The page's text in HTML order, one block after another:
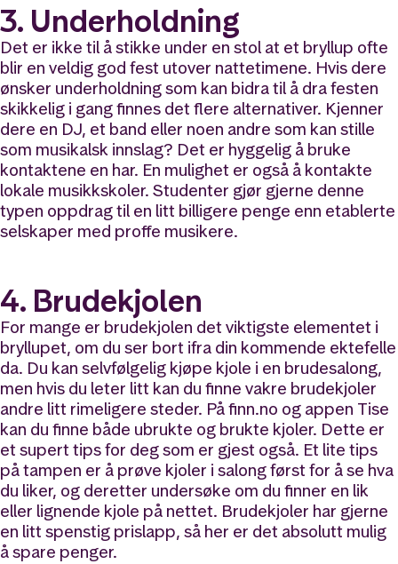
3. Underholdning
Det er ikke til å stikke under en stol at et bryllup ofte
blir en veldig god fest utover nattetimene. Hvis dere
ønsker underholdning som kan bidra til å dra festen
skikkelig i gang finnes det flere alternativer. Kjenner
dere en DJ, et band eller noen andre som kan stille
som musikalsk innslag? Det er hyggelig å bruke
kontaktene en har. En mulighet er også å kontakte
lokale musikkskoler. Studenter gjør gjerne denne
typen oppdrag til en litt billigere penge enn etablerte
selskaper med proffe musikere.
4. Brudekjolen
For mange er brudekjolen det viktigste elementet i
bryllupet, om du ser bort ifra din kommende ektefelle
da. Du kan selvfølgelig kjøpe kjole i en brudesalong,
men hvis du leter litt kan du finne vakre brudekjoler
andre litt rimeligere steder. På finn.no og appen Tise
kan du finne både ubrukte og brukte kjoler. Dette er
et supert tips for deg som er gjest også. Et lite tips
på tampen er å prøve kjoler i salong først for å se hva
du liker, og deretter undersøke om du finner en lik
eller lignende kjole på nettet. Brudekjoler har gjerne
en litt spenstig prislapp, så her er det absolutt mulig
å spare penger.